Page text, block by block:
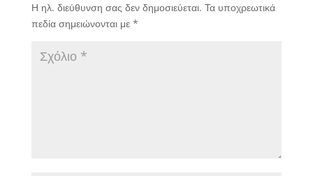
Η ηλ. διεύθυνση σας δεν δημοσιεύεται. Τα υποχρεωτικά
πεδία σημειώνονται με *